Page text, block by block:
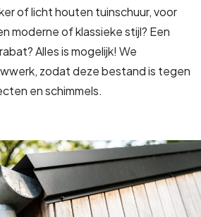
of licht houten tuinschuur, voor
moderne of klassieke stijl? Een
Alles is mogelijk! We
zodat deze bestand is tegen
en schimmels.